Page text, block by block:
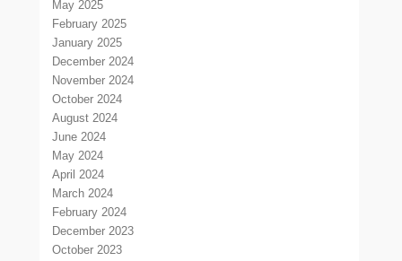
May 2025
February 2025
January 2025
December 2024
November 2024
October 2024
August 2024
June 2024
May 2024
April 2024
March 2024
February 2024
December 2023
October 2023